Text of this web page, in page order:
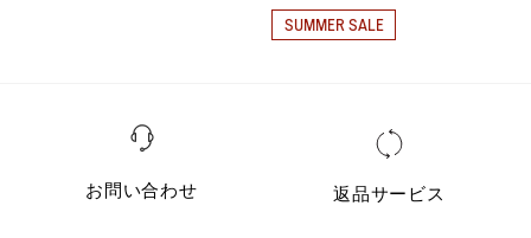
SUMMER SALE
お問い合わせ 返品サービス